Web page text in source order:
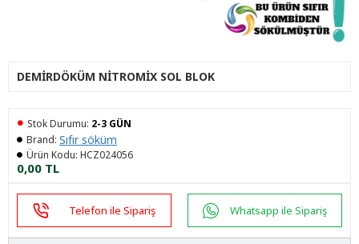
DEMIRDÖKÜM NITROMIX SOL BLOK
0,00 TL
Stok Durumu: 2-3 GÜN
Brand: Sıfır söküm
Ürün Kodu: HCZ024056
Telefon ile Sipariş Whatsapp ile Sipariş